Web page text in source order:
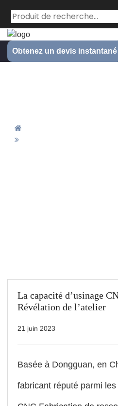
Obtenez un devis instantané
La capacité d’usinage
Révélation de l’atelier
21 juin 2023
Basée à Dongguan, en
fabricant réputé parmi les